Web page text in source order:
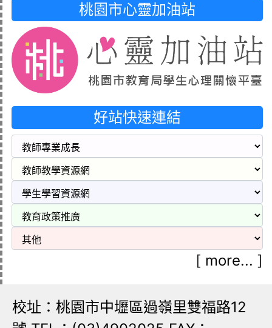
桃園市心靈加油站
好站快速連結
[ more... ]
校址：桃園市中壢區過嶺里雙福路12